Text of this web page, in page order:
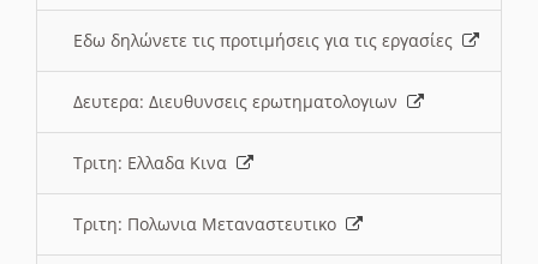
Εδω δηλώνετε τις προτιμήσεις για τις εργασίες
Δευτερα: Διευθυνσεις ερωτηματολογιων
Τριτη: Ελλαδα Κινα
Τριτη: Πολωνια Μεταναστευτικο